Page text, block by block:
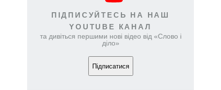
ПІДПИСУЙТЕСЬ НА НАШ
YOUTUBE КАНАЛ
та дивіться першими нові відео від «Слово і
діло»
Підписатися